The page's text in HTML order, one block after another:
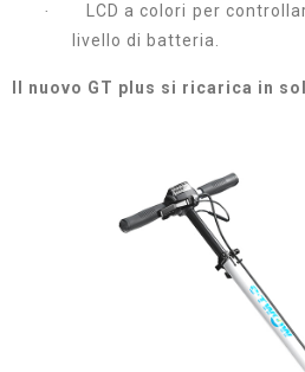
·
LCD a colori per
livello di batteria.
Il nuovo GT plus si ricarica in